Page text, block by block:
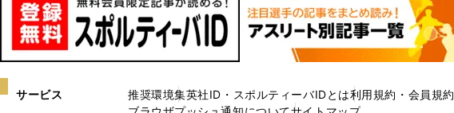
サービス 推奨環境集英社ID・スポルティーバIDとは利用規約・会員規約